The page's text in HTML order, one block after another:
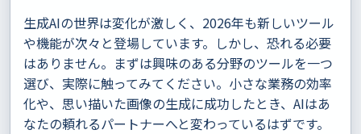
生成AIの世界は変化が激しく、2026年も新しいツール
や機能が次々と登場しています。しかし、恐れる必要
はありません。まずは興味のある分野のツールを一つ
選び、実際に触ってみてください。小さな業務の効率
化や、思い描いた画像の生成に成功したとき、AIはあ
なたの頼れるパートナーへと変わっているはずです。